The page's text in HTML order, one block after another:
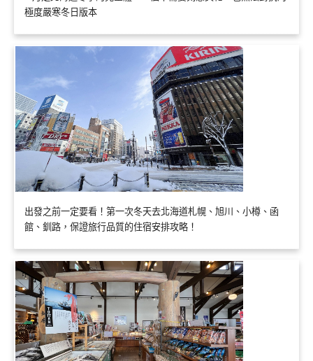
極度嚴寒冬日版本
出發之前一定要看！第一次冬天去北海道札幌、旭川、小樽、函
館、釧路，保證旅行品質的住宿安排攻略！